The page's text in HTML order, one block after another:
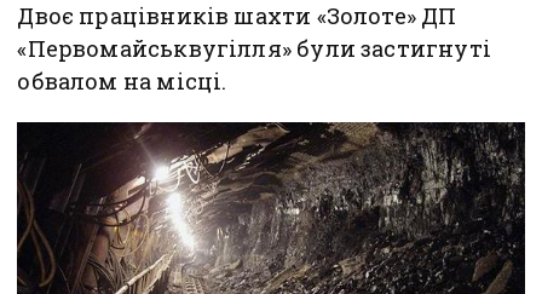
Двоє працівників шахти «Золоте» ДП
«Первомайськвугілля» були застигнуті
обвалом на місці.